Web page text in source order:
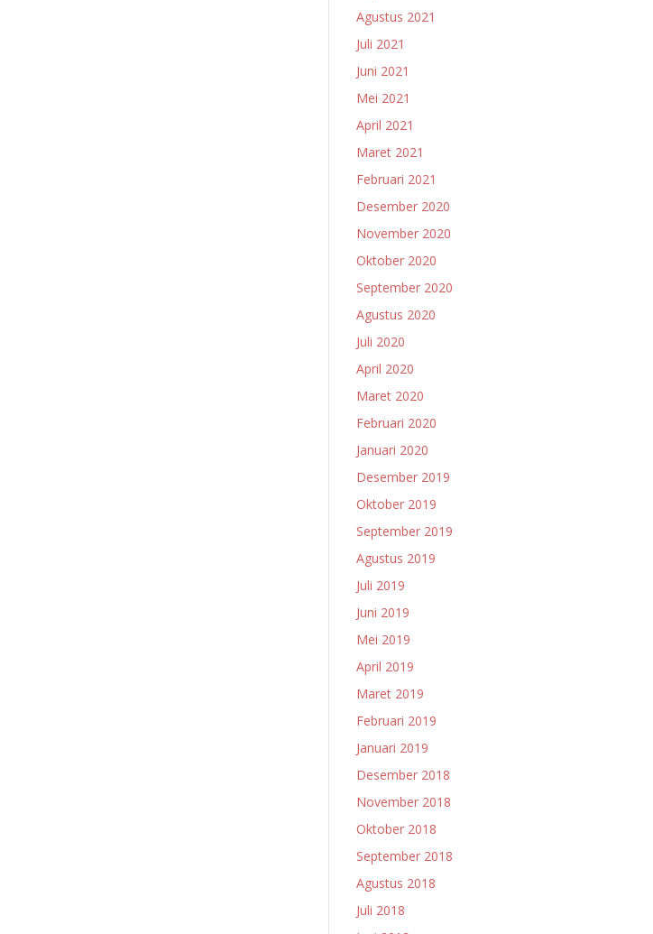
Agustus 2021
Juli 2021
Juni 2021
Mei 2021
April 2021
Maret 2021
Februari 2021
Desember 2020
November 2020
Oktober 2020
September 2020
Agustus 2020
Juli 2020
April 2020
Maret 2020
Februari 2020
Januari 2020
Desember 2019
Oktober 2019
September 2019
Agustus 2019
Juli 2019
Juni 2019
Mei 2019
April 2019
Maret 2019
Februari 2019
Januari 2019
Desember 2018
November 2018
Oktober 2018
September 2018
Agustus 2018
Juli 2018